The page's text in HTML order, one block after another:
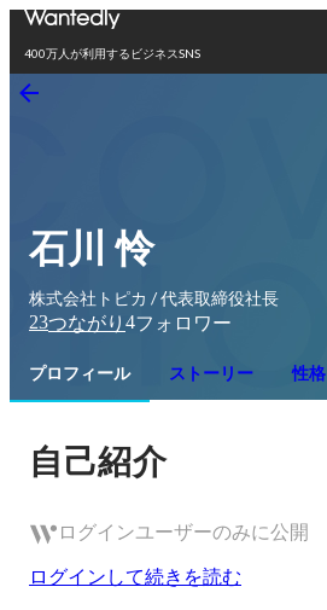
400万人が利用するビジネスSNS
石川 怜
株式会社トピカ / 代表取締役社長
23つながり 4フォロワー
プロフィール ストーリー 性格
自己紹介
ログインユーザーのみに公開
ログインして続きを読む